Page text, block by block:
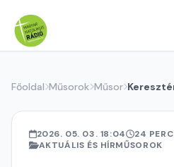
Főoldal Műsorok Műsor
2026. 05. 03. 18:04
24 PERC
AKTUÁLIS ÉS HÍRMŰSOROK